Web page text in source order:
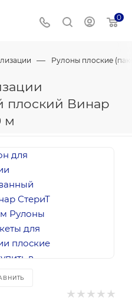
0
— Рулоны плоские
плоский Винар
м